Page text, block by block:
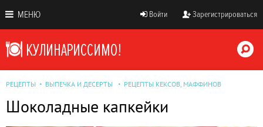
МЕНЮ Войти Зарегистрироваться
РЕЦЕПТЫ ВЫПЕЧКА И ДЕСЕРТЫ РЕЦЕПТЫ КЕКСОВ, МАФФИНОВ
Шоколадные капкейки